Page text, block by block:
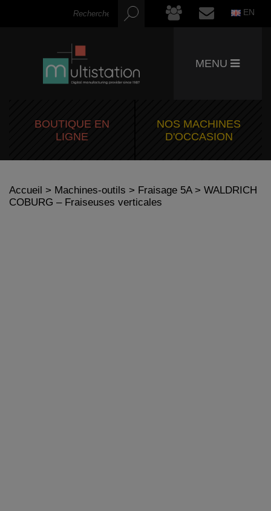
EN
MENU
BOUTIQUE EN
LIGNE
NOS MACHINES
D'OCCASION
Accueil > Machines-outils > Fraisage 5A> WALDRICH
COBURG – Fraiseuses verticales